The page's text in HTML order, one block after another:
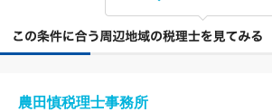
農田慎税理士事務所